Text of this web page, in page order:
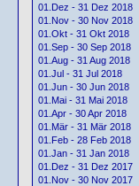
01.Dez - 31 Dez 2018
01.Nov - 30 Nov 2018
01.Okt - 31 Okt 2018
01.Sep - 30 Sep 2018
01.Aug - 31 Aug 2018
01.Jul - 31 Jul 2018
01.Jun - 30 Jun 2018
01.Mai - 31 Mai 2018
01.Apr - 30 Apr 2018
01.Mär - 31 Mär 2018
01.Feb - 28 Feb 2018
01.Jan - 31 Jan 2018
01.Dez - 31 Dez 2017
01.Nov - 30 Nov 2017